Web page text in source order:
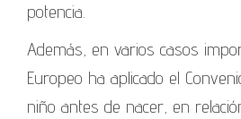
potencia.
Además, en varios casos
Europeo ha aplicado el
niño antes de nacer, en